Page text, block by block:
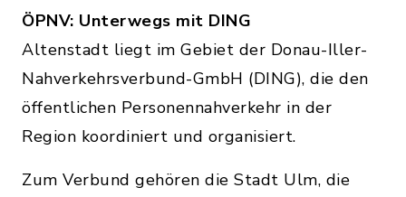
ÖPNV: Unterwegs mit DING
Altenstadt liegt im Gebiet der Donau-Iller-
Nahverkehrsverbund-GmbH (DING), die den
öffentlichen Personennahverkehr in der
Region koordiniert und organisiert.
Zum Verbund gehören die Stadt Ulm, die